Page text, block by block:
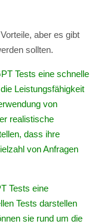
aber es gibt
sollten.
Tests eine schnelle
Leistungsfähigkeit
von
realistische
dass ihre
von Anfragen
Tests eine
Tests darstellen
sie rund um die